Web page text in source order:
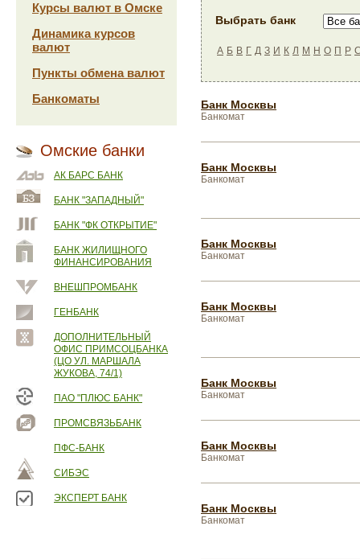
Курсы валют в Омске
Динамика курсов
валют
Пункты обмена валют
Банкоматы
Омские банки
АК БАРС БАНК
БАНК "ЗАПАДНЫЙ"
БАНК "ФК ОТКРЫТИЕ"
БАНК ЖИЛИЩНОГО
ФИНАНСИРОВАНИЯ
ВНЕШПРОМБАНК
ГЕНБАНК
ДОПОЛНИТЕЛЬНЫЙ
ОФИС ПРИМСОЦБАНКА
(ЦО УЛ. МАРШАЛА
ЖУКОВА, 74/1)
ПАО "ПЛЮС БАНК"
ПРОМСВЯЗЬБАНК
ПФС-БАНК
СИБЭС
ЭКСПЕРТ БАНК
Выбрать банк
А Б В Г Д З И К Л М Н О П Р
Банк Москвы
Банкомат
Банк Москвы
Банкомат
Банк Москвы
Банкомат
Банк Москвы
Банкомат
Банк Москвы
Банкомат
Банк Москвы
Банкомат
Банк Москвы
Банкомат